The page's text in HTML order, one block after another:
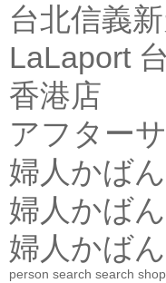
台北信義
LaLaport
香港店
アフター
婦人かば
婦人かば
婦人かば
person search search